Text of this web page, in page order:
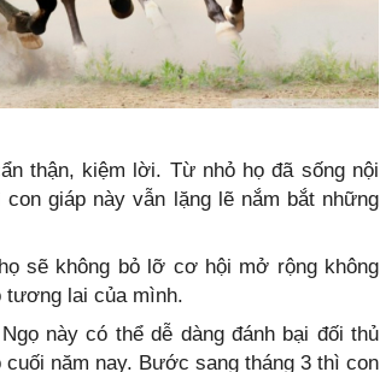
thận, kiệm lời. Từ nhỏ họ đã sống nội
giáp này vẫn lặng lẽ nắm bắt những
sẽ không bỏ lỡ cơ hội mở rộng không
tương lai của mình.
này có thể dễ dàng đánh bại đối thủ
năm nay. Bước sang tháng 3 thì con